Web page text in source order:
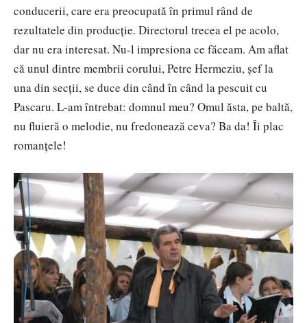
conducerii, care era preocupată în primul rând de
rezultatele din producție. Directorul trecea el pe acolo,
dar nu era interesat. Nu-l impresiona ce făceam. Am aflat
că unul dintre membrii corului, Petre Hermeziu, șef la
una din secții, se duce din când în când la pescuit cu
Pascaru. L-am întrebat: domnul meu? Omul ăsta, pe baltă,
nu fluieră o melodie, nu fredonează ceva? Ba da! Îi plac
romanțele!